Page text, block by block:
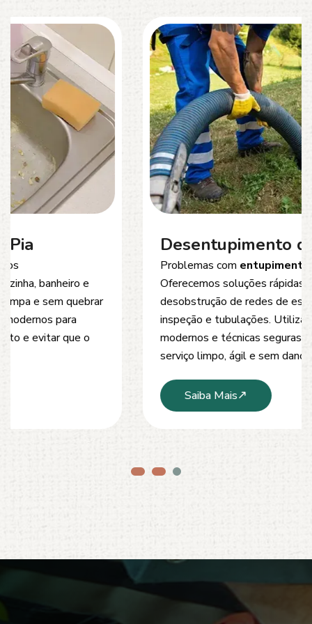
Desentupimento de Esgoto
entupimento de esgoto ?
Oferecemos soluções rápidas e eficientes para
desobstrução de redes de esgoto, caixas de
inspeção e tubulações. Utilizamos equipamentos
modernos e técnicas seguras que garantem um
serviço limpo, ágil e sem danos à estrutura.